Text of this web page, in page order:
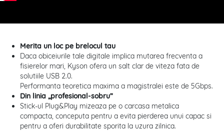
Merita un loc pe brelocul tau
Daca obiceiurile tale digitale implica mutarea frecventa a
fisierelor mari, Kyson ofera un salt clar de viteza fata de
solutiile USB 2.0.
Performanta teoretica maxima a magistralei este de 5Gbps.
Din linia „profesional-sobru”
Stick-ul Plug&Play mizeaza pe o carcasa metalica
compacta, conceputa pentru a evita pierderea unui capac si
pentru a oferi durabilitate sporita la uzura zilnica.